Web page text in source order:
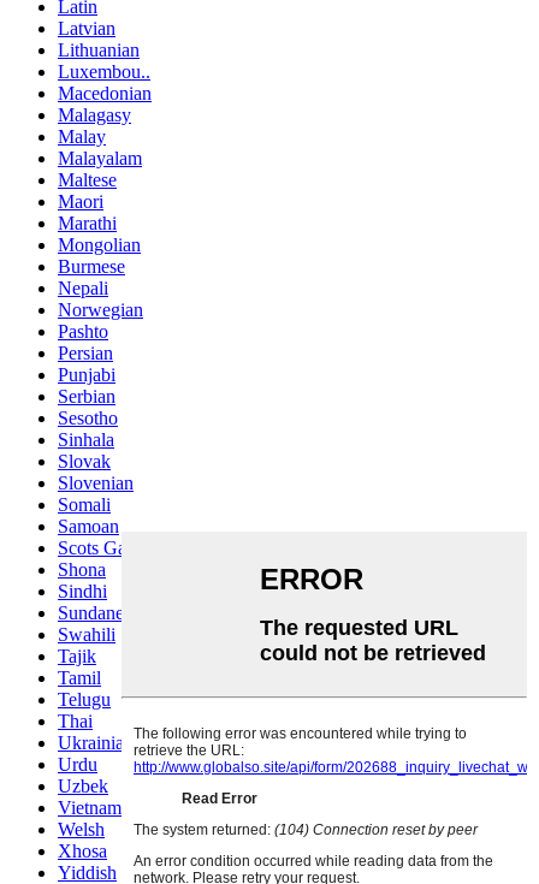
Latin
Latvian
Lithuanian
Luxembou..
Macedonian
Malagasy
Malay
Malayalam
Maltese
Maori
Marathi
Mongolian
Burmese
Nepali
Norwegian
Pashto
Persian
Punjabi
Serbian
Sesotho
Sinhala
Slovak
Slovenian
Somali
Samoan
Scots Gaelic
Shona
Sindhi
Sundanese
Swahili
Tajik
Tamil
Telugu
Thai
Ukrainian
Urdu
Uzbek
Vietnamese
Welsh
Xhosa
Yiddish